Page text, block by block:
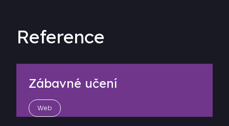
Reference
Zábavné učení
Web